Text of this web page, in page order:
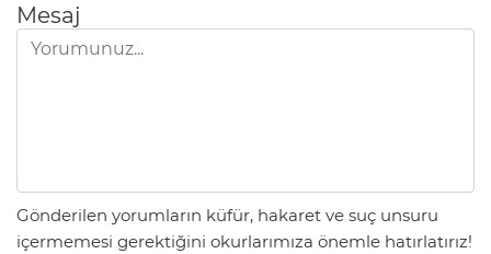
Mesaj
Gönderilen yorumların küfür, hakaret ve suç unsuru
içermemesi gerektiğini okurlarımıza önemle hatırlatırız!